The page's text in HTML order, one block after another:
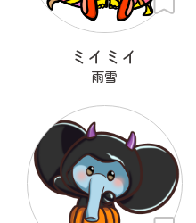
ミイミイ
雨雪